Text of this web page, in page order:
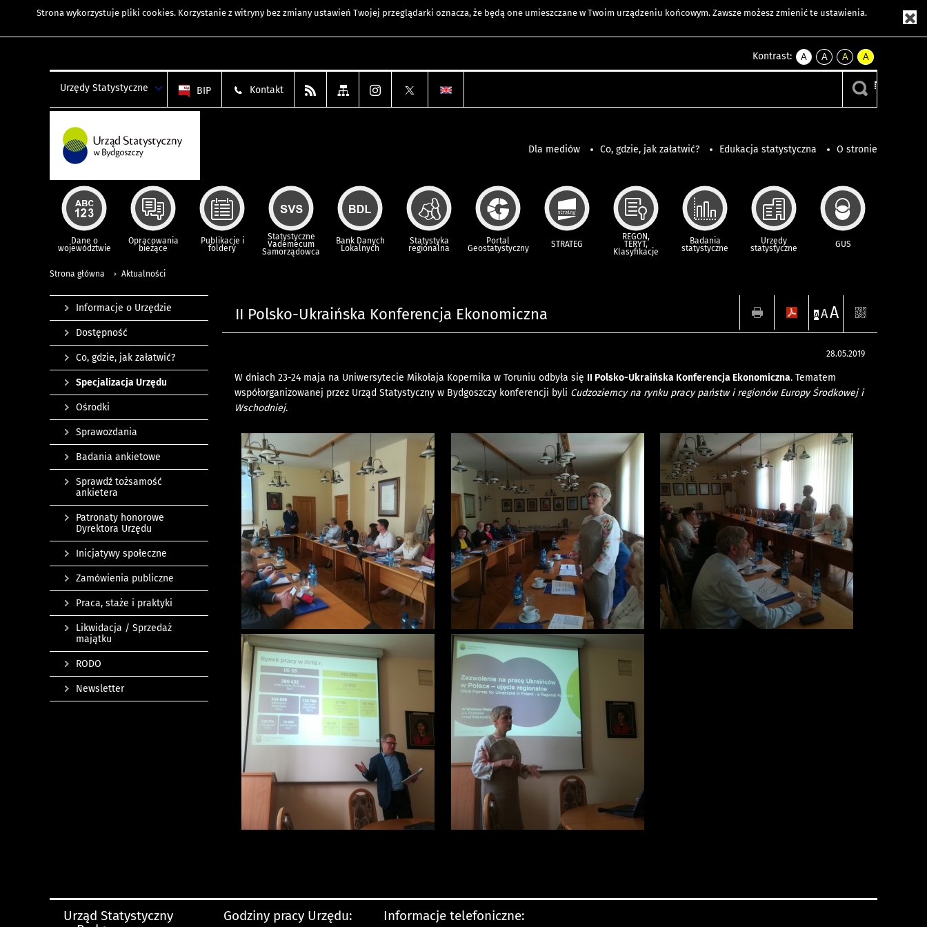
Strona wykorzystuje pliki cookies. Korzystanie z witryny bez zmiany ustawień Twojej przeglądarki oznacza, że będą one umieszczane w Twoim urządzeniu końcowym. Zawsze możesz zmienić te ustawienia.
Kontrast:
A
kontrast
A
kontrast
czarnym
A
kontrast
żółty
tekst
czarnym
A
kontrast
czarny
tekst
żółtym
Urzędy Statystyczne BIP Kontakt
Dla mediów Co, gdzie, jak załatwić? Edukacja statystyczna O stronie
Dane o
województwie
Opracowania
bieżące
Publikacje i
foldery
Statystyczne
Vademecum
Samorządowca
Bank Danych
Lokalnych
Statystyka
regionalna
Portal
Geostatystyczny STRATEG
REGON,
TERYT,
Klasyfikacje
Badania
statystyczne
Urzędy
statystyczne GUS
Strona główna Aktualności
II Polsko-Ukraińska Konferencja Ekonomiczna A AA
28.05.2019
W dniach 23-24 maja na Uniwersytecie Mikołaja Kopernika w Toruniu odbyła się II Polsko-Ukraińska Konferencja Ekonomiczna. Tematem
współorganizowanej przez Urząd Statystyczny w Bydgoszczy konferencji byli Cudzoziemcy na rynku pracy państw i regionów Europy Środkowej i
Wschodniej.
Informacje o Urzędzie
Dostępność
Co, gdzie, jak załatwić?
Specjalizacja Urzędu
Ośrodki
Sprawozdania
Badania ankietowe
Sprawdź tożsamość
ankietera
Patronaty honorowe
Dyrektora Urzędu
Inicjatywy społeczne
Zamówienia publiczne
Praca, staże i praktyki
Likwidacja / Sprzedaż
majątku
RODO
Newsletter
Urząd Statystyczny
Godziny pracy Urzędu: Informacje telefoniczne: